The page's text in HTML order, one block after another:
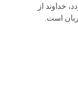
خداوند از
است.